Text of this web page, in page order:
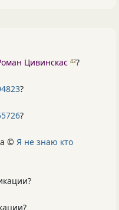
Цивинскас 42?
?
?
© Я не знаю кто